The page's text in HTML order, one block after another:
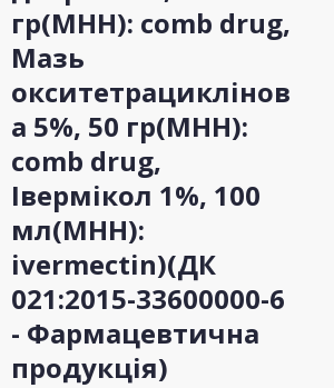
гр(МНН): сomb drug,
Мазь
окситетрациклінов
а 5%, 50 гр(МНН):
сomb drug,
Івермікол 1%, 100
мл(МНН):
ivermectin)(ДК
021:2015-33600000-6
- Фармацевтична
продукція)